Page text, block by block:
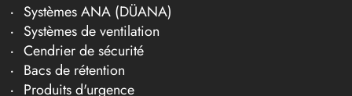
Systèmes ANA (DÜANA)
Systèmes de ventilation
Cendrier de sécurité
Bacs de rétention
Produits d'urgence